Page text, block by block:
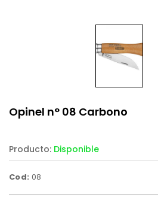
Opinel n° 08 Carbono
Producto: Disponible
Cod: 08